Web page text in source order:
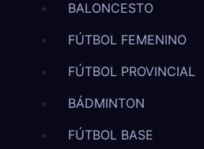
BALONCESTO
FÚTBOL FEMENINO
FÚTBOL PROVINCIAL
BÁDMINTON
FÚTBOL BASE